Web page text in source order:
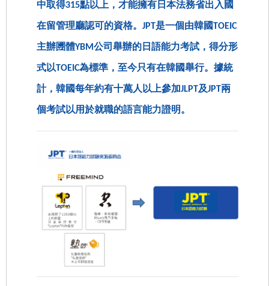
中取得315點以上，才能擁有日本法務省出入國
在留管理廳認可的資格。JPT是一個由韓國TOEIC
主辦圑體YBM公司舉辦的日語能力考試，得分形
式以TOEIC為標準，至今只有在韓國舉行。據統
計，韓國每年約有十萬人以上參加JLPT及JPT兩
個考試以用於就職的語言能力證明。